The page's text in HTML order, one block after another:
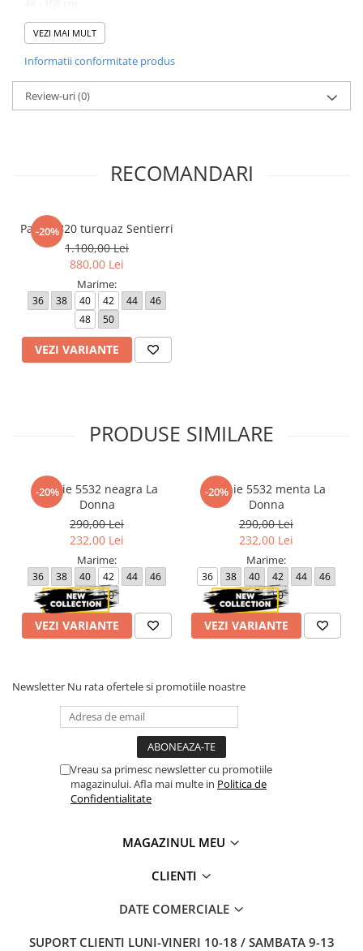
50 - 112 cm
marimea 50 - 110 cm.
Circumferinta bust si sold nu a putut fi masurata deoarece
nefiind inchis cu nasture in zona respectiva paltonul se deschide.
VEZI MAI MULT
Informatii conformitate produs
Review-uri(0)
RECOMANDARI
-20%
Palton 820 turquaz Sentierri
1.100,00 Lei
880,00 Lei
Marime:
36 38 40 42 44
46
48
50
VEZI VARIANTE
PRODUSE SIMILARE
-20%
Rochie 5532 neagra La
Donna
290,00 Lei
232,00 Lei
Marime:
36 38 40 42 44
46
48
50
VEZI VARIANTE
-20%
Rochie 5532 menta La
Donna
290,00 Lei
232,00 Lei
Marime:
36 38 40 42 44
46
48
50
VEZI VARIANTE
Newsletter Nu rata ofertele si promotiile noastre
Vreau sa primesc newsletter cu promotiile
magazinului. Afla mai multe in Politica de
Confidentialitate
MAGAZINUL MEU
CLIENTI
DATE COMERCIALE
SUPORT CLIENTI LUNI-VINERI 10-18 / SAMBATA 9-13